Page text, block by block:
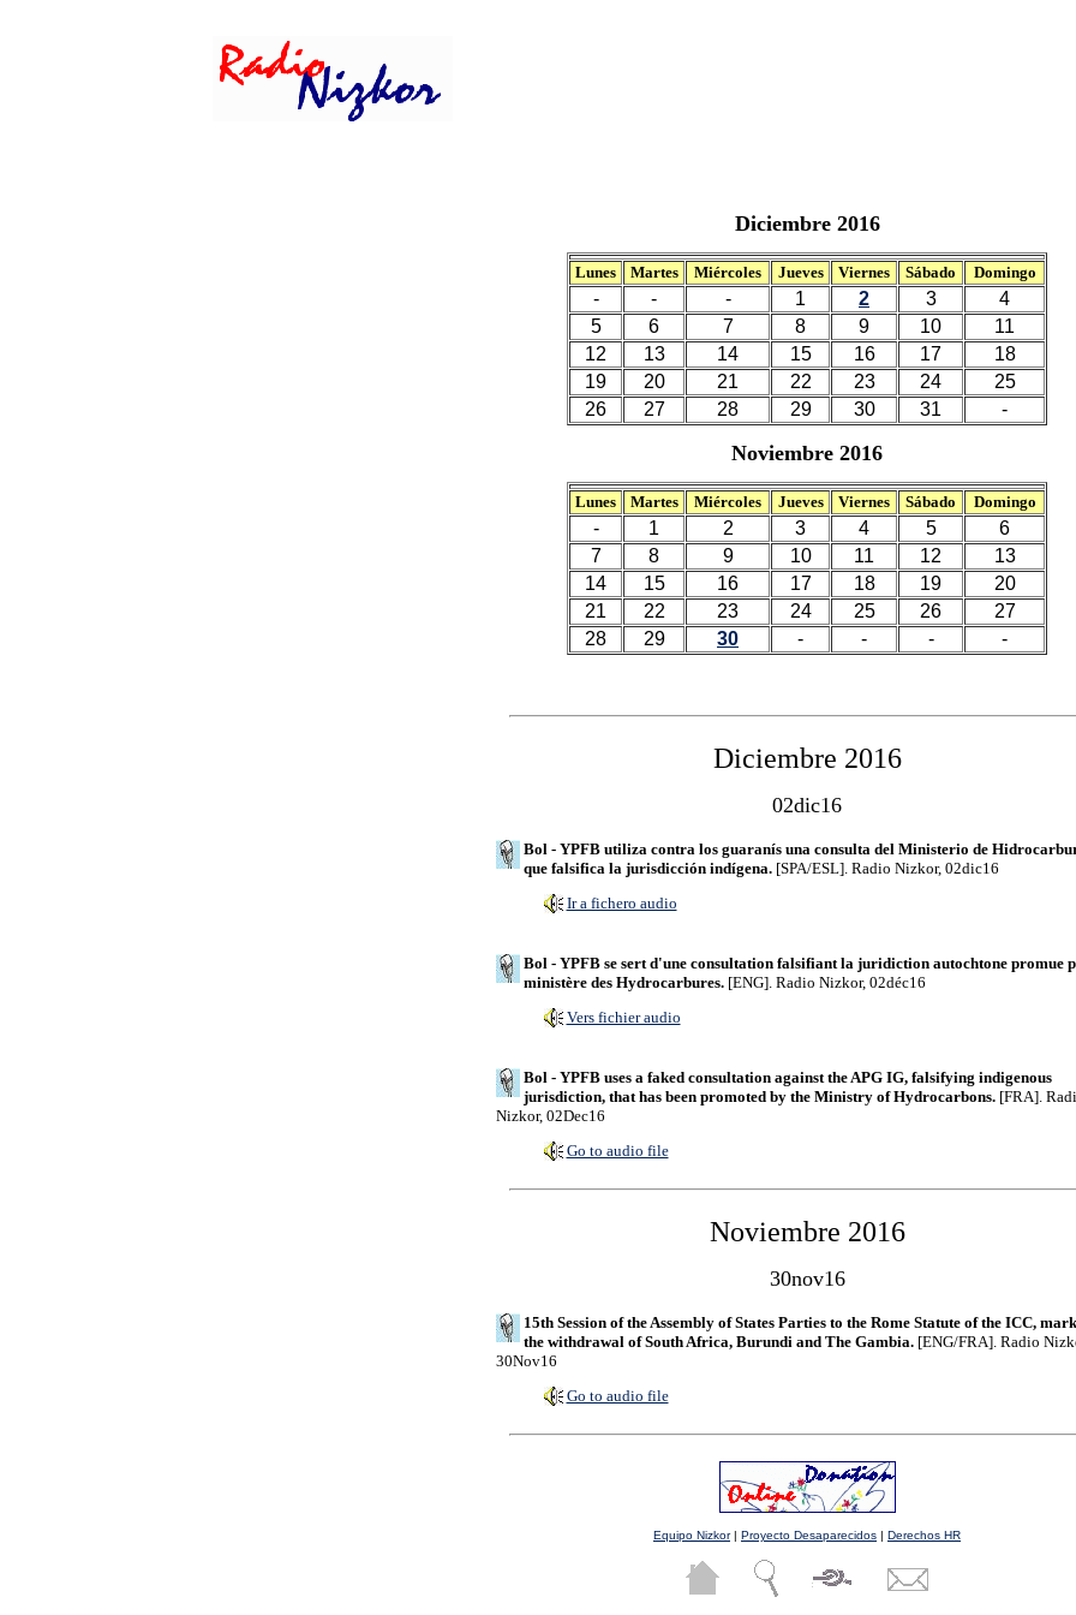
Diciembre 2016
Lunes Martes Miércoles Jueves Viernes Sábado Domingo
- - - 1 2 3
4
5
6 7 8 9 10
11
12
13 14 15 16 17
18
19
20 21 22 23 24
25
26
27 28 29 30 31 -
Noviembre 2016
Lunes Martes Miércoles Jueves Viernes Sábado Domingo
- 1 2 3 4 5
6
7
8 9 10 11 12
13
14
15 16 17 18 19
20
21
22 23 24 25 26
27
28
29 30 - - - -
Diciembre 2016
02dic16
Bol - YPFB utiliza contra los guaranís una consulta del Ministerio de
que falsifica la jurisdicción indígena.[SPA/ESL]. Radio Nizkor, 02dic16
Ir a fichero audio
Bol - YPFB se sert d'une consultation falsifiant la juridiction autochtone promue
ministère des Hydrocarbures.[ENG]. Radio Nizkor, 02déc16
Vers fichier audio
Bol - YPFB uses a faked consultation against the APG IG, falsifying indigenous
jurisdiction, that has been promoted by the Ministry of Hydrocarbons.[FRA].
Nizkor, 02Dec16
Go to audio file
Noviembre 2016
30nov16
15th Session of the Assembly of States Parties to the Rome Statute of the ICC,
the withdrawal of South Africa, Burundi and The Gambia.[ENG/FRA]. Radio
30Nov16
Go to audio file
Equipo Nizkor| Proyecto Desaparecidos | Derechos HR